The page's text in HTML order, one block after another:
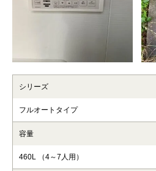
シリーズ
フルオートタイプ
容量
460L （4～7人用）